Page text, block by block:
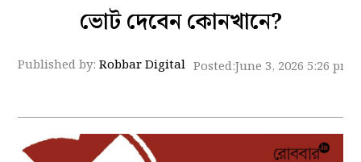
ভোট দেবেন কোনখানে?
Published by:Robbar Digital Posted:June 3, 2026 5:26 pm